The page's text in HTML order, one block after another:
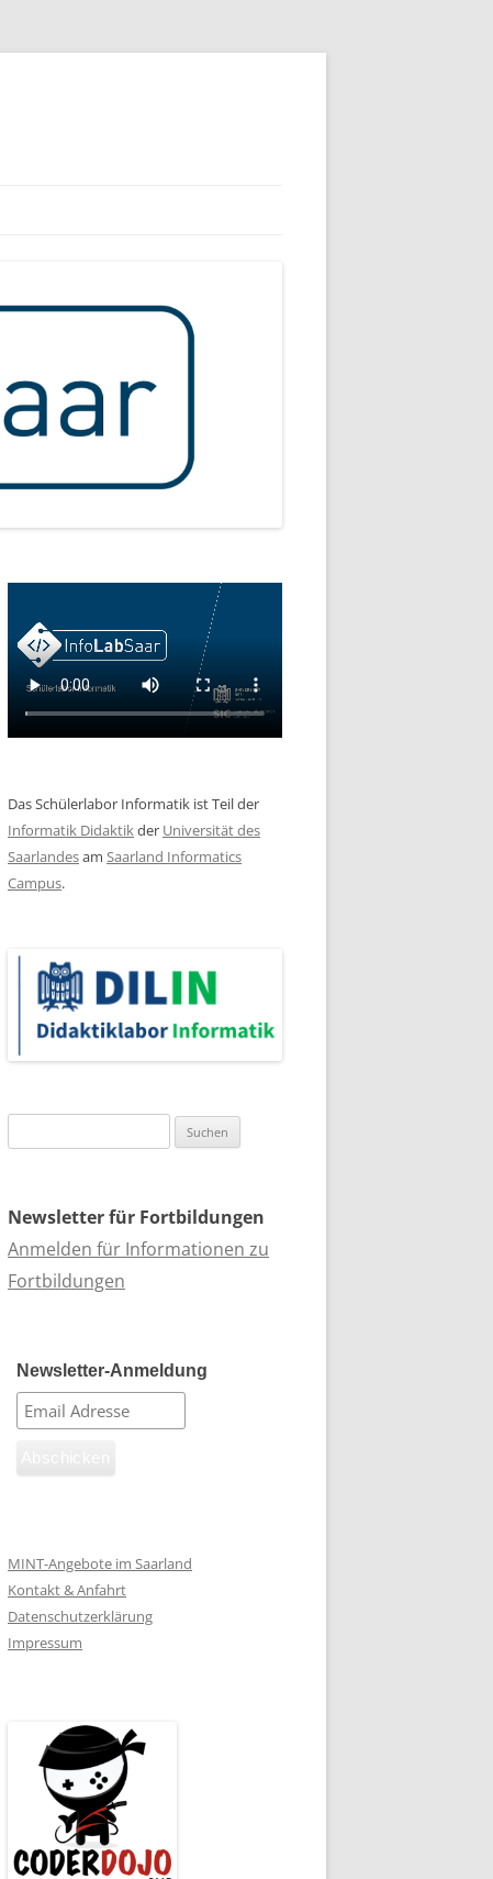
Das Schülerlabor Informatik ist Teil der
Informatik Didaktikder Universität des
Saarlandesam Saarland Informatics
Campus.
nach:
Newsletter für Fortbildungen
Anmelden für Informationen zu
Fortbildungen
Newsletter-Anmeldung
MINT-Angebote im Saarland
Kontakt & Anfahrt
Datenschutzerklärung
Impressum